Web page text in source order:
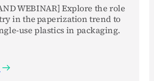
WEBINAR] Explore the role
in the paperization trend to
use plastics in packaging.